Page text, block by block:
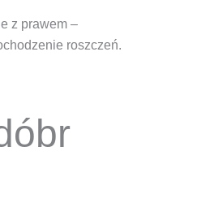
z prawem –
roszczeń.